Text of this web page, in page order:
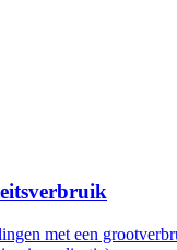
met een